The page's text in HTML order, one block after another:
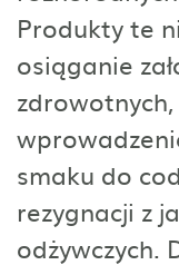
Produkty te
osiąganie
smaku do
rezygnacji z
odżywczych.